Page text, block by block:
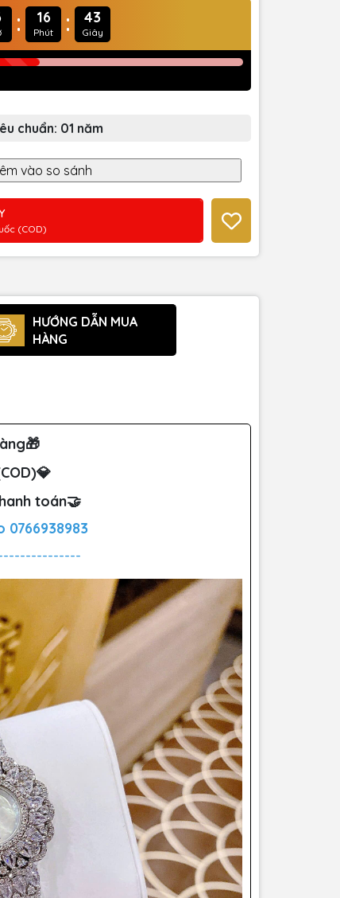
: 16
Phút : 40
Giây
chuẩn: 01 năm
(COD)
HƯỚNG DẪN MUA
HÀNG
toán🤝
0766938983